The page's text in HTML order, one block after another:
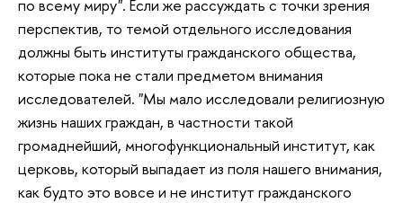
по всему миру". Если же рассуждать с точки зрения
перспектив, то темой отдельного исследования
должны быть институты гражданского общества,
которые пока не стали предметом внимания
исследователей. "Мы мало исследовали религиозную
жизнь наших граждан, в частности такой
громаднейший, многофункциональный институт, как
церковь, который выпадает из поля нашего внимания,
как будто это вовсе и не институт гражданского